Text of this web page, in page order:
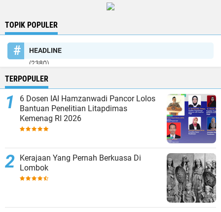
TOPIK POPULER
HEADLINE
(2380)
TERPOPULER
6 Dosen IAI Hamzanwadi Pancor Lolos
Bantuan Penelitian Litapdimas
Kemenag RI 2026
Kerajaan Yang Pernah Berkuasa Di
Lombok